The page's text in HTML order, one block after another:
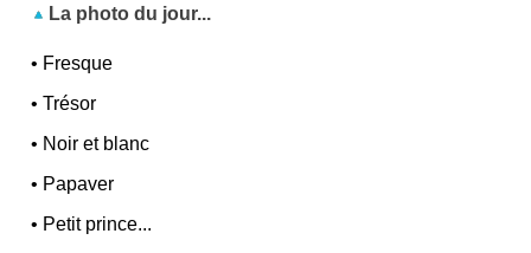
La photo du jour...
• Fresque
•Trésor
• Noir et blanc
• Papaver
• Petit prince...